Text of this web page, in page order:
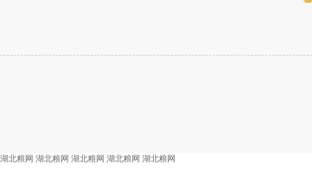
湖北粮网 湖北粮网 湖北粮网 湖北粮网 湖北粮网